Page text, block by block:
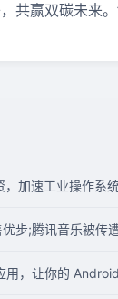
共赢双碳未来。
加速工业操作系
步;腾讯音乐被传
用，让你的